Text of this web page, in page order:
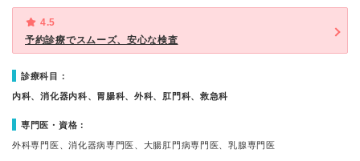
4.5
予約診療でスムーズ、安心な検査
診療科目：
内科、消化器内科、胃腸科、外科、肛門科、救急科
専門医・資格：
外科専門医、消化器病専門医、大腸肛門病専門医、乳腺専門医